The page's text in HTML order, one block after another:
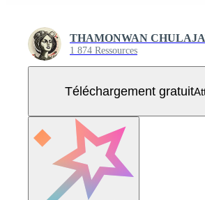
THAMONWAN
1 874 Ressources
Téléchargement gratuit